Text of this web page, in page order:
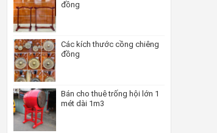
đồng
Các kích thước cồng chiêng
đồng
Bán cho thuê trống hội lớn 1
mét dài 1m3